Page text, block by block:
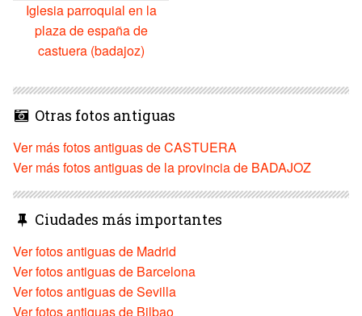
Iglesia parroquial en la
plaza de españa de
castuera (badajoz)
Otras fotos antiguas
Ver más fotos antiguas de CASTUERA
Ver más fotos antiguas de la provincia de BADAJOZ
Ciudades más importantes
Ver fotos antiguas de Madrid
Ver fotos antiguas de Barcelona
Ver fotos antiguas de Sevilla
Ver fotos antiguas de Bilbao